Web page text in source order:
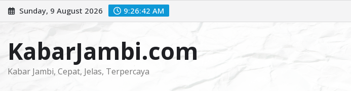
Skip
to
Sunday, 9 August 2026 9:26:43 AM
KabarJambi.com
Kabar Jambi, Cepat, Jelas, Terpercaya